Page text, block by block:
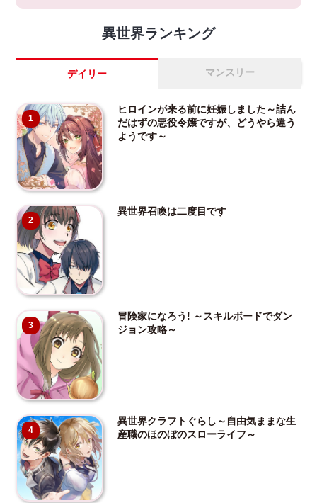
異世界ランキング
デイリー マンスリー
1
ヒロインが来る前に妊娠しました～詰ん
だはずの悪役令嬢ですが、どうやら違う
ようです～
2
異世界召喚は二度目です
3
冒険家になろう! ～スキルボードでダン
ジョン攻略～
4
異世界クラフトぐらし～自由気ままな生
産職のほのぼのスローライフ～